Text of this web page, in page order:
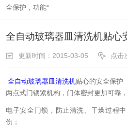
全保护，功能*
全自动玻璃器皿清洗机贴心
更新时间：2015-03-05 点击
全自动玻璃器皿清洗机贴心的安
两点式门锁紧机构，门体密封更加
电子安全门锁，防止清洗、干燥过程
伤；